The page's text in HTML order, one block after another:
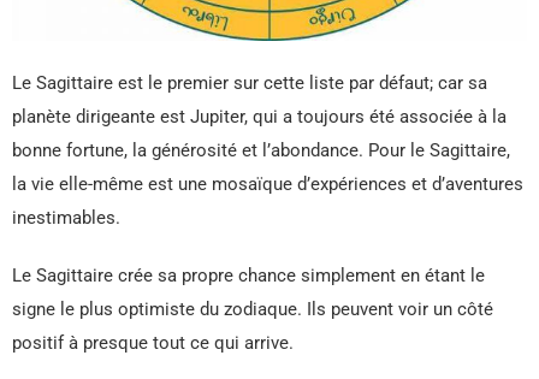
Le Sagittaire est le premier sur cette liste par défaut; car sa
planète dirigeante est Jupiter, qui a toujours été associée à la
bonne fortune, la générosité et l’abondance. Pour le Sagittaire,
la vie elle-même est une mosaïque d’expériences et d’aventures
inestimables.
Le Sagittaire crée sa propre chance simplement en étant le
signe le plus optimiste du zodiaque. Ils peuvent voir un côté
positif à presque tout ce qui arrive.